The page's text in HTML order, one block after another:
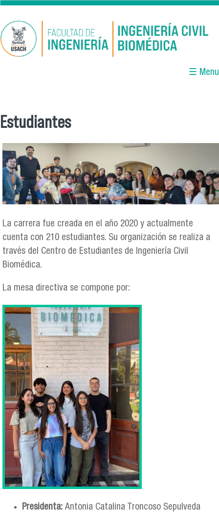
Pasar al contenido principal
☰ Menu
Estudiantes
La carrera fue creada en el año 2020 y actualmente
cuenta con 210 estudiantes. Su organización se realiza a
través del Centro de Estudiantes de Ingeniería Civil
Biomédica.
La mesa directiva se compone por:
65847fe6-1135-497d-a764-
f32ae86f4e71.jpeg
Presidenta: Antonia Catalina Troncoso Sepulveda